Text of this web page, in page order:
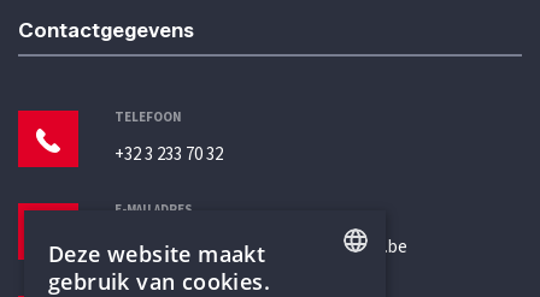
Contactgegevens
TELEFOON
+32 3 233 70 32
E-MAILADRES
secretariaat@humanistischverbond.be
Deze website maakt
gebruik van cookies.